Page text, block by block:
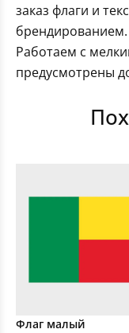
заказ флаги и
брендированием.
Работаем с
предусмотрены
Флаг малый